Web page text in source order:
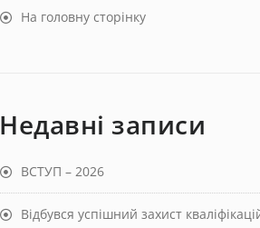
На головну сторінку
Недавні записи
ВСТУП – 2026
Відбувся успішний захист